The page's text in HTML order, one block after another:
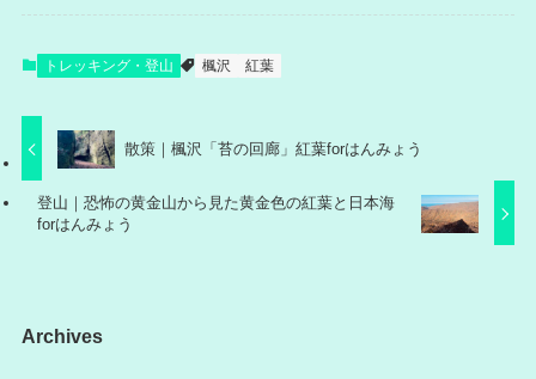
トレッキング・登山 楓沢 紅葉
散策｜楓沢「苔の回廊」紅葉forはんみょう
登山｜恐怖の黄金山から見た黄金色の紅葉と日本海
forはんみょう
Archives